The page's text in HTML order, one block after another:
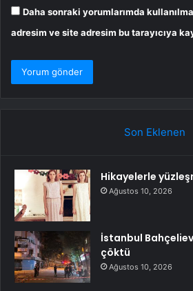
Daha sonraki yorumlarımda
adresim ve site adresim bu tarayıcıya
Son Eklenen
Hikayelerle
Ağustos 10, 2026
İstanbul
çöktü
Ağustos 10, 2026